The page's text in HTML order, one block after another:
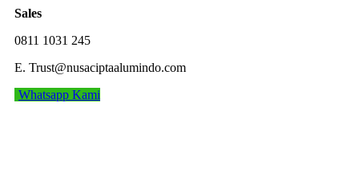
Sales
0811 1031 245
E. Trust@nusaciptaalumindo.com
Whatsapp Kami